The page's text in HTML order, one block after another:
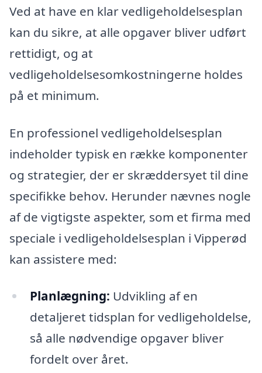
Ved at have en klar vedligeholdelsesplan
kan du sikre, at alle opgaver bliver udført
rettidigt, og at
vedligeholdelsesomkostningerne holdes
på et minimum.
En professionel vedligeholdelsesplan
indeholder typisk en række komponenter
og strategier, der er skræddersyet til dine
specifikke behov. Herunder nævnes nogle
af de vigtigste aspekter, som et firma med
speciale i vedligeholdelsesplan i Vipperød
kan assistere med:
Planlægning: Udvikling af en
detaljeret tidsplan for vedligeholdelse,
så alle nødvendige opgaver bliver
fordelt over året.